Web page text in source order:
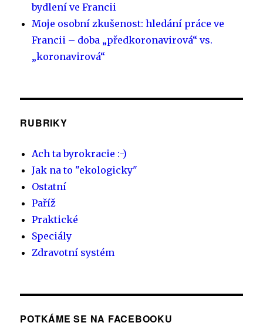
bydlení ve Francii
Moje osobní zkušenost: hledání práce ve
Francii – doba „předkoronavirová“ vs.
„koronavirová“
RUBRIKY
Ach ta byrokracie :-)
Jak na to "ekologicky"
Ostatní
Paříž
Praktické
Speciály
Zdravotní systém
POTKÁME SE NA FACEBOOKU